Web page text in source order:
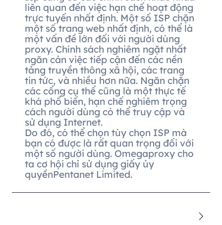
liên quan đến việc hạn chế hoạt động
trực tuyến nhất định. Một số ISP chặn
một số trang web nhất định, có thể là
một vấn đề lớn đối với người dùng
proxy. Chính sách nghiêm ngặt nhất
ngăn cản việc tiếp cận đến các nền
tảng truyền thông xã hội, các trang
tin tức, và nhiều hơn nữa. Ngăn chặn
các cổng cụ thể cũng là một thực tế
khá phổ biến, hạn chế nghiêm trọng
cách người dùng có thể truy cập và
sử dụng Internet.
Do đó, có thể chọn tùy chọn ISP mà
bạn có được là rất quan trọng đối với
một số người dùng. Omegaproxy cho
ta cơ hội chỉ sử dụng giấy ủy
quyềnPentanet Limited.